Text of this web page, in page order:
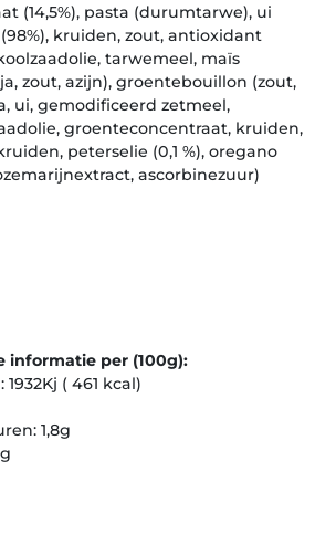
(14,5%), pasta (durumtarwe), ui
(98%), kruiden, zout, antioxidant
tarwemeel, maïs
zout, azijn), groentebouillon (zout,
ui, gemodificeerd zetmeel,
groenteconcentraat, kruiden,
peterselie (0,1 %), oregano
ascorbinezuur)
informatie per (100g):
( 461 kcal)
1,8g